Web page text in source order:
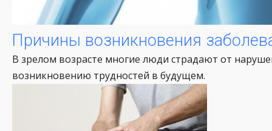
Причины возникновения
В зрелом возрасте многие люди страдают от
возникновению трудностей в будущем.